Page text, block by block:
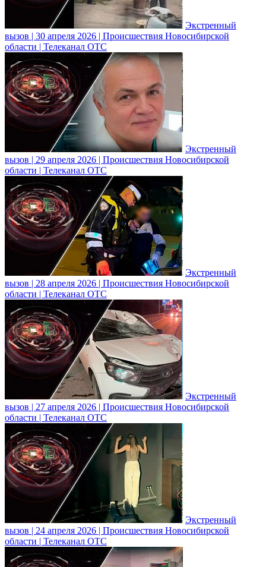
Экстренный
вызов | 30 апреля 2026 | Происшествия Новосибирской
области | Телеканал ОТС
Экстренный
вызов | 29 апреля 2026 | Происшествия Новосибирской
области | Телеканал ОТС
Экстренный
вызов | 28 апреля 2026 | Происшествия Новосибирской
области | Телеканал ОТС
Экстренный
вызов | 27 апреля 2026 | Происшествия Новосибирской
области | Телеканал ОТС
Экстренный
вызов | 24 апреля 2026 | Происшествия Новосибирской
области | Телеканал ОТС